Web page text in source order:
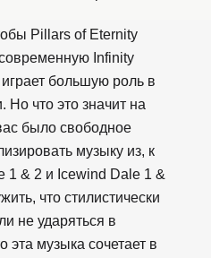
Pillars of Eternity
Infinity
большую роль в
Но что это значит на
было свободное
музыку из, к
1 & 2 и Icewind Dale 1 &
что стилистически
не ударяться в
эта музыка сочетает в